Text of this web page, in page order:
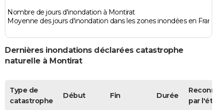
Nombre de jours d'inondation à Montirat
Moyenne des jours d'inondation dans les zones inondées en
Dernières inondations déclarées catastrophe
naturelle à Montirat
Type de
catastrophe
Début Fin Durée
par